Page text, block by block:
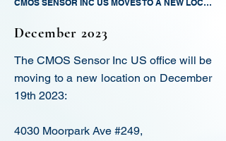
CMOS SENSOR INC US MOVES TO A NEW LOCATION!
December 2023
The CMOS Sensor Inc US office will be
moving to a new location on December
19th 2023:
4030 Moorpark Ave #249,